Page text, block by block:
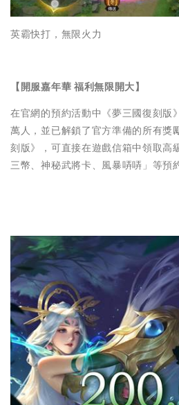
英霸快打，無限火力
【開服嘉年華 福利無限開大】
在官網的預約活動中《夢三國復刻版
萬人，並已解鎖了官方準備的所有獎
刻版》，可直接在遊戲信箱中領取高
三幣、神秘武將卡、風暴哢哢」等預